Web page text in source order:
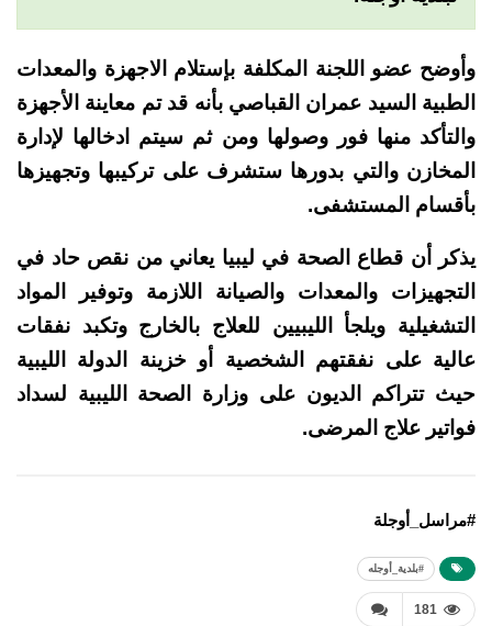
وأوضح عضو اللجنة المكلفة بإستلام الاجهزة والمعدات
الطبية السيد عمران القباصي بأنه قد تم معاينة الأجهزة
والتأكد منها فور وصولها ومن ثم سيتم ادخالها لإدارة
المخازن والتي بدورها ستشرف على تركيبها وتجهيزها
بأقسام المستشفى.
يذكر أن قطاع الصحة في ليبيا يعاني من نقص حاد في
التجهيزات والمعدات والصيانة اللازمة وتوفير المواد
التشغيلية ويلجأ الليبيين للعلاج بالخارج وتكبد نفقات
عالية على نفقتهم الشخصية أو خزينة الدولة الليبية
حيث تتراكم الديون على وزارة الصحة الليبية لسداد
فواتير علاج المرضى.
#مراسل_أوجلة
#بلدية_أوجله
181